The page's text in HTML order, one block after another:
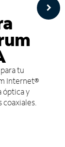
tu
Internet®
óptica y